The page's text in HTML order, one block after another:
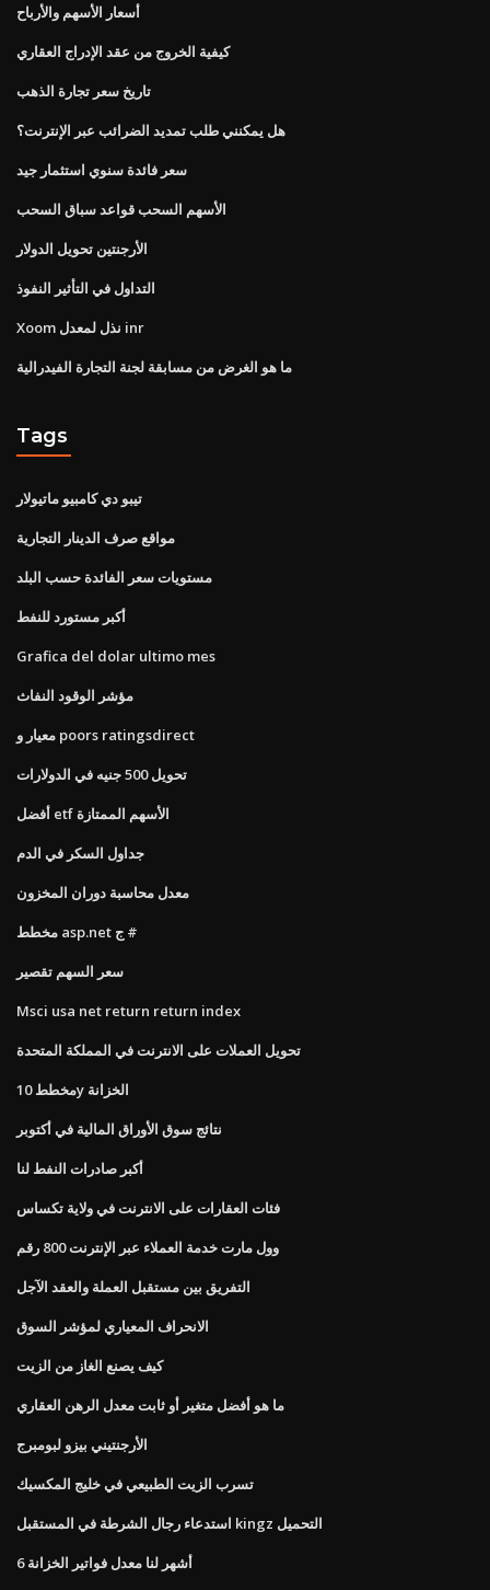
أسعار الأسهم والأرباح
كيفية الخروج من عقد الإدراج العقاري
تاريخ سعر تجارة الذهب
هل يمكنني طلب تمديد الضرائب عبر الإنترنت؟
سعر فائدة سنوي استثمار جيد
الأسهم السحب قواعد سباق السحب
الأرجنتين تحويل الدولار
التداول في التأثير النفوذ
Xoom نذل لمعدل inr
ما هو الغرض من مسابقة لجنة التجارة الفيدرالية
Tags
تيبو دي كامبيو ماتيولار
مواقع صرف الدينار التجارية
مستويات سعر الفائدة حسب البلد
أكبر مستورد للنفط
Grafica del dolar ultimo mes
مؤشر الوقود النفاث
معيار و poors ratingsdirect
تحويل 500 جنيه في الدولارات
أفضل etf الأسهم الممتازة
جداول السكر في الدم
معدل محاسبة دوران المخزون
مخطط asp.net ج #
سعر السهم تقصير
Msci usa net return return index
تحويل العملات على الانترنت في المملكة المتحدة
مخطط 10y الخزانة
نتائج سوق الأوراق المالية في أكتوبر
أكبر صادرات النفط لنا
فئات العقارات على الانترنت في ولاية تكساس
وول مارت خدمة العملاء عبر الإنترنت 800 رقم
التفريق بين مستقبل العملة والعقد الآجل
الانحراف المعياري لمؤشر السوق
كيف يصنع الغاز من الزيت
ما هو أفضل متغير أو ثابت معدل الرهن العقاري
الأرجنتيني بيزو لبومبرج
تسرب الزيت الطبيعي في خليج المكسيك
استدعاء رجال الشرطة في المستقبل kingz التحميل
6 أشهر لنا معدل فواتير الخزانة